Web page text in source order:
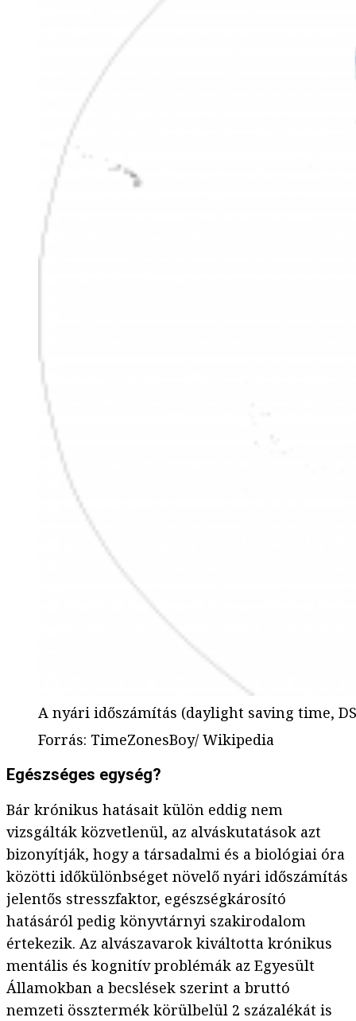
A nyári időszámítás (daylight saving time,
Forrás: TimeZonesBoy/ Wikipedia
Egészséges egység?
Bár krónikus hatásait külön eddig nem
vizsgálták közvetlenül, az alváskutatások azt
bizonyítják, hogy a társadalmi és a biológiai óra
közötti időkülönbséget növelő nyári időszámítás
jelentős stresszfaktor, egészségkárosító
hatásáról pedig könyvtárnyi szakirodalom
értekezik. Az alvászavarok kiváltotta krónikus
mentális és kognitív problémák az Egyesült
Államokban a becslések szerint a bruttó
nemzeti össztermék körülbelül 2 százalékát is